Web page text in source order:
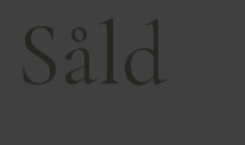
Såld